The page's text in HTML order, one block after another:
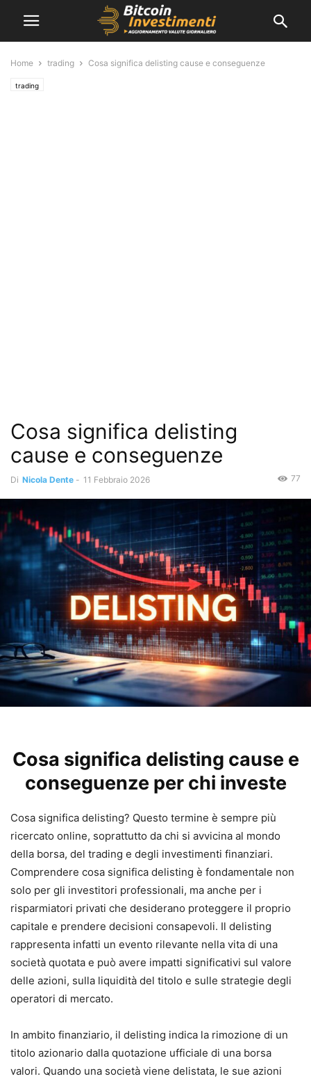
Home trading Cosa significa delisting cause e conseguenze
trading
Cosa significa delisting
cause e conseguenze
Di Nicola Dente - 11 Febbraio 2026 77
Cosa significa delisting cause e
conseguenze per chi investe
Cosa significa delisting? Questo termine è sempre più
ricercato online, soprattutto da chi si avvicina al mondo
della borsa, del trading e degli investimenti finanziari.
Comprendere cosa significa delisting è fondamentale non
solo per gli investitori professionali, ma anche per i
risparmiatori privati che desiderano proteggere il proprio
capitale e prendere decisioni consapevoli. Il delisting
rappresenta infatti un evento rilevante nella vita di una
società quotata e può avere impatti significativi sul valore
delle azioni, sulla liquidità del titolo e sulle strategie degli
operatori di mercato.
In ambito finanziario, il delisting indica la rimozione di un
titolo azionario dalla quotazione ufficiale di una borsa
valori. Quando una società viene delistata, le sue azioni